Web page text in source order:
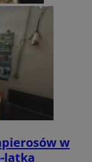
w
latka